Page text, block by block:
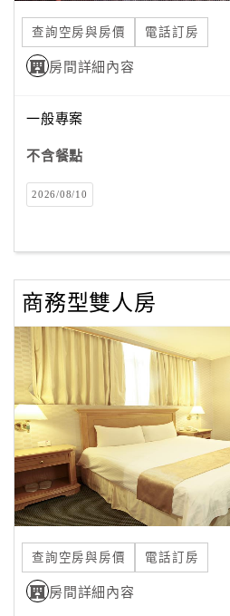
Line
線
紅
訂
房
Q&A
國
旅
訂
房
請
款
查詢空房與房價 電話訂房
房間詳細內容
一般專案
不含餐點
2026/08/10
商務型雙人房
查詢空房與房價 電話訂房
房間詳細內容